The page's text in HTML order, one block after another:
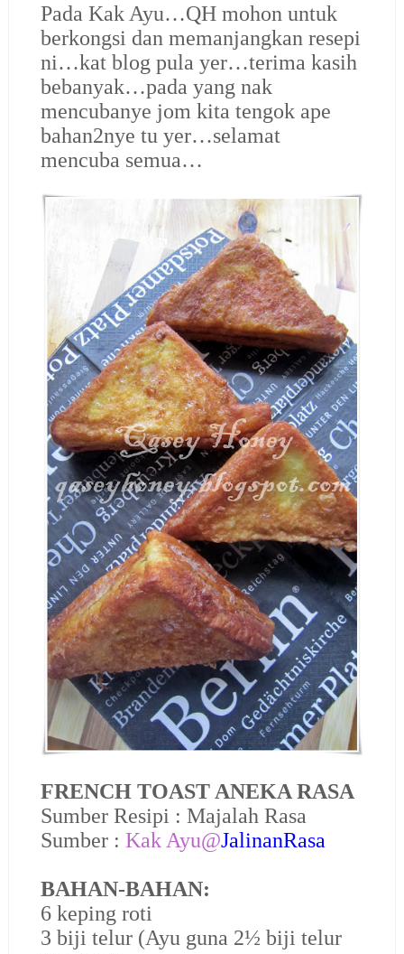
Pada Kak Ayu…QH mohon untuk
berkongsi dan memanjangkan resepi
ni…kat blog pula yer…terima kasih
bebanyak…pada yang nak
mencubanye jom kita tengok ape
bahan2nye tu yer…selamat
mencuba semua…
FRENCH TOAST ANEKA RASA
Sumber Resipi : Majalah Rasa
Sumber : Kak Ayu@JalinanRasa
BAHAN-BAHAN:
6 keping roti
3 biji telur (Ayu guna 2½ biji telur